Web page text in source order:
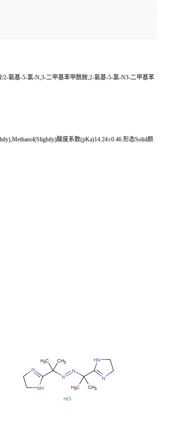
氨基-5-氯-N,3-二甲基苯甲酰胺;2-氨基-5-氯-N3-二甲基苯
酸度系数(pKa)14.24±0.46 形态Solid颜